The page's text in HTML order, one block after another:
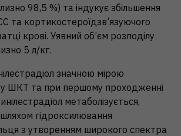
98,5 %) та індукує збільшення
та кортикостероїдзв’язуючого
крові. Уявний об’єм розподілу
5 л/кг.
значною мірою
у ШКТ та при першому проходженні
метаболізується,
гідроксилювання
з утворенням широкого спектра